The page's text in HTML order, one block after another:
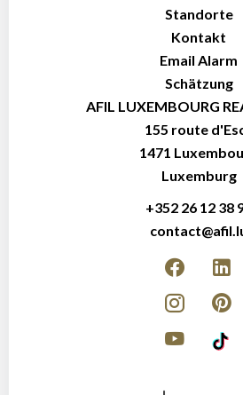
Standorte
Kontakt
Email Alarm
Schätzung
AFIL LUXEMBOURG
155 route
1471
Luxemburg
+352 26 12 38